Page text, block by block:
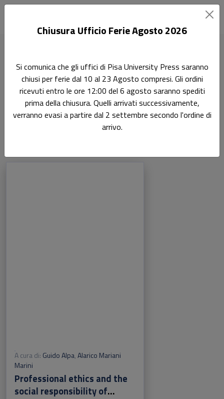
Guido Alpa
Pagina di Guido Alpa
A cura di: Guido Alpa,Alarico Mariani
Marini
Professional ethics and the
social responsibility of
Chiusura Ufficio Ferie Agosto 2026
Si comunica che gli uffici di Pisa University Press saranno
chiusi per ferie dal 10 al 23 Agosto compresi. Gli ordini
ricevuti entro le ore 12:00 del 6 agosto saranno spediti
prima della chiusura. Quelli arrivati successivamente,
verranno evasi a partire dal 2 settembre secondo l'ordine di
arrivo.